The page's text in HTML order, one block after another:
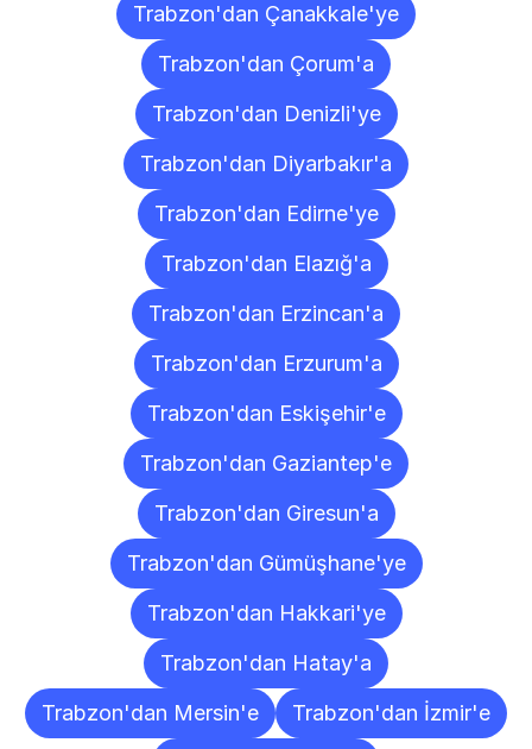
Trabzon'dan Çanakkale'ye
Trabzon'dan Çorum'a
Trabzon'dan Denizli'ye
Trabzon'dan Diyarbakır'a
Trabzon'dan Edirne'ye
Trabzon'dan Elazığ'a
Trabzon'dan Erzincan'a
Trabzon'dan Erzurum'a
Trabzon'dan Eskişehir'e
Trabzon'dan Gaziantep'e
Trabzon'dan Giresun'a
Trabzon'dan Gümüşhane'ye
Trabzon'dan Hakkari'ye
Trabzon'dan Hatay'a
Trabzon'dan Mersin'e
Trabzon'dan İzmir'e